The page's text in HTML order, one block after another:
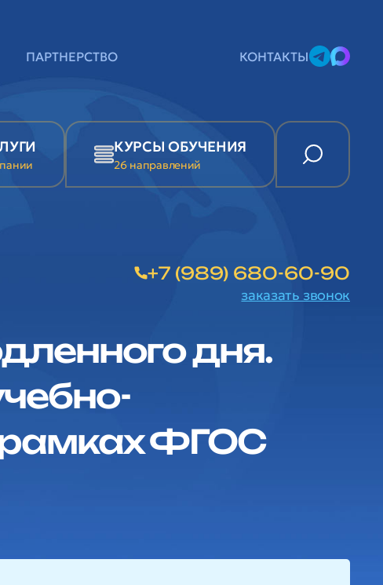
ПАРТНЕРСТВО КОНТАКТЫ
КУРСЫ ОБУЧЕНИЯ
26 направлений
+7 (989) 680-60-90
заказать звонок
дня.
рамках ФГОС